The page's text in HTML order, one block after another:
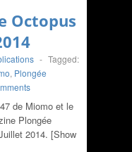
Octopus
- Tagged:
, Plongée
de Miomo et le
Plongée
2014. [Show